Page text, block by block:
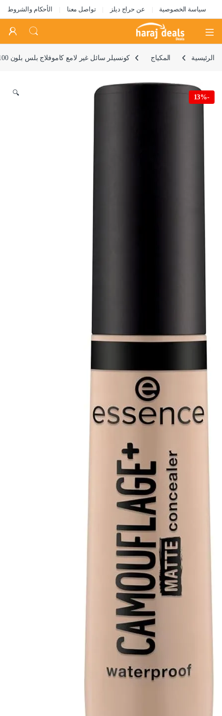
سياسة الخصوصية عن حراج ديلز تواصل معنا الأحكام والشروط
Open
الرئيسية المكياج كونسيلر سائل غير لامع كاموفلاج بلس بلون 100 نود بتغطية كاملة بلمسة نهائية مات تدوم طويلا بتركيبة خفيفة الوزن مقاومة للماء نباتي وخال من الزيوت والبارابين لجميع أنواع البشرة من ايسنس، 8 مل
-
13%
🔍